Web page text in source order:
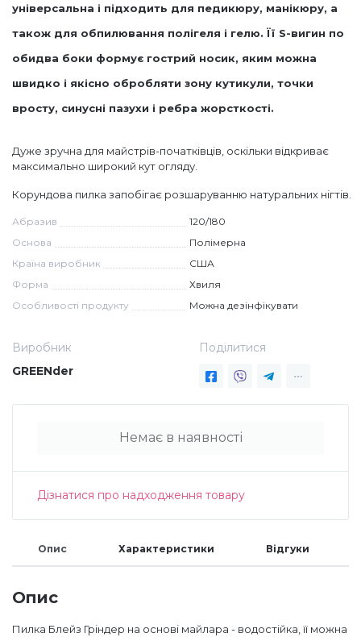
Декор для нігтів
Наклейки гнучкі лінії
Блискітки (пісок для нігтів)
Блискітки для нігтів
Каміфубукі (конфетті)
Слюда
Брокат
Інші прикраси
універсальна і підходить для педикюру, манікюру, а
також для обпилювання полігеля і гелю. Її S-вигин по
обидва боки формує гострий носик, яким можна
швидко і якісно обробляти зону кутикули, точки
вросту, синусні пазухи і ребра жорсткості.
Дуже зручна для майстрів-початківців, оскільки відкриває
максимально широкий кут огляду.
Корундова пилка запобігає розшаруванню натуральних нігтів.
Абразив
120/180
Основа
Полімерна
Країна виробник
США
Форма
Хвиля
Особливості продукту
Можна дезінфікувати
Виробник
GREENder
Поділитися
Немає в наявності
Дізнатися про надходження товару
Опис Характеристики Відгуки
Опис
Пилка Блейз Гріндер на основі майлара - водостійка, її можна